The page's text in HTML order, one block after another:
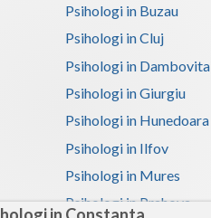
Psihologi in Buzau
Psihologi in Cluj
Psihologi in Dambovita
Psihologi in Giurgiu
Psihologi in Hunedoara
Psihologi in Ilfov
Psihologi in Mures
Psihologi in Prahova